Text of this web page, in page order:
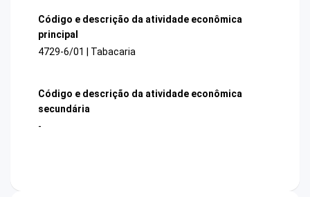
Código e descrição da atividade econômica
principal
4729-6/01 | Tabacaria
Código e descrição da atividade econômica
secundária
-